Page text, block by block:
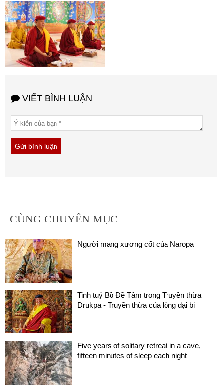
VIẾT BÌNH LUẬN
CÙNG CHUYÊN MỤC
Người mang xương cốt của Naropa
Tinh tuý Bồ Đề Tâm trong Truyền thừa
Drukpa - Truyền thừa của lòng đại bi
Five years of solitary retreat in a cave,
fifteen minutes of sleep each night